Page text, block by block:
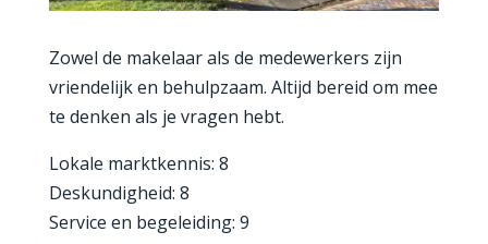
Zowel de makelaar als de medewerkers zijn
vriendelijk en behulpzaam. Altijd bereid om mee
te denken als je vragen hebt.
Lokale marktkennis: 8
Deskundigheid: 8
Service en begeleiding: 9